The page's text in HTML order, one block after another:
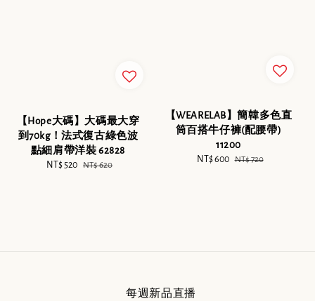
【Hope大碼】大碼最大穿
到70kg！法式復古綠色波
點細肩帶洋裝 62828
Sale
NT$ 520 Regular
NT$ 620
【WEARELAB】簡韓多色直
筒百搭牛仔褲(配腰帶)
11200
Sale
NT$ 600 Regular
NT$ 720
每週新品直播